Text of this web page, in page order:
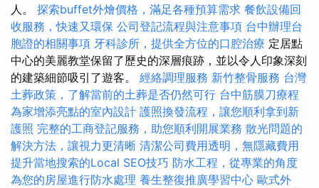
人。 探索buffet外燴價格，滿足各種預算需求 餐飲設備回
收服務，快速又環保 公司登記流程與注意事項 台中辦理台
胞證的相關事項 牙科診所，提供全方位的口腔治療 定居點
中心的美麗教堂保留了歷史的深層痕跡，並以令人印象深刻
的建築細節吸引了遊客。 經絡調理服務 新竹整骨服務 台灣
土葬政策，了解當前的土葬是否仍然可行 台中筋膜刀療程
為家增添亮點的室內設計 護照換發流程，讓您順利拿到新
護照 完整的工商登記服務，助您順利開展業務 散光問題的
解決方法，讓視力更清晰 清潔公司費用透明，無隱藏費用
提升當地搜索的Local SEO技巧 防水工程，從專業的角度
為您的房屋進行防水處理 養生整復推廣學習中心 歐式外